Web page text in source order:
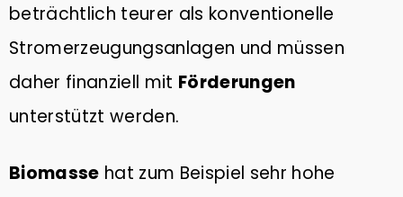
beträchtlich teurer als konventionelle
Stromerzeugungsanlagen und müssen
daher finanziell mit Förderungen
unterstützt werden.
Biomasse hat zum Beispiel sehr hohe